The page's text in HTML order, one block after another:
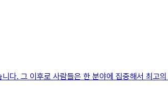
다. 그 이후로 사람들은 한 분야에 집중해서 최고